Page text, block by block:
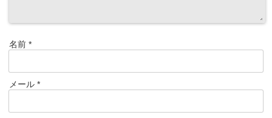
名前 *
メール *